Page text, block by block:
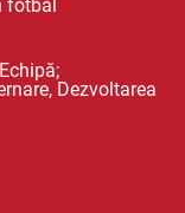
fotbal
Dezvoltarea